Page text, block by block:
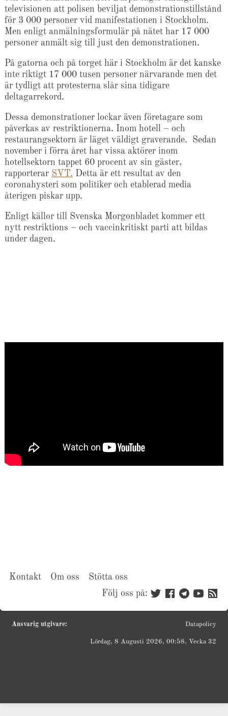
televisionen att polisen beviljat demonstrationstillstånd
för 3 000 personer vid manifestationen i Stockholm.
Men enligt anmälningsformulär på nätet har 17 000
personer anmält sig till just den demonstrationen.
På gatorna och på torget här i Stockholm är det kanske
inte riktigt 17 000 tusen personer närvarande men det
är tydligt att protesterna slår sina tidigare
deltagarrekord.
Dessa demonstrationer lockar även företagare som
påverkas av restriktionerna. Inom hotell – och
restaurangsektorn är läget väldigt graverande. Sedan
november i förra året har vissa aktörer inom
hotellsektorn tappet 60 procent av sin gäster,
rapporterar SVT. Detta är ett resultat av den
coronahysteri som politiker och etablerad media
återigen piskar upp.
Enligt källor till Svenska Morgonbladet kommer ett
nytt restriktions – och vaccinkritiskt parti att bildas
under dagen.
Kontakt Om oss
Stötta oss
Följ oss på:
Ansvarig utgivare: Datapolicy
Lördag, 8 Augusti 2026, 00:58, Vecka 32